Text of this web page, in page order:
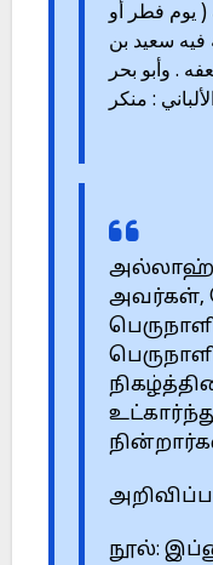
( يوم فطر أو
فيه سعيد بن
. وأبو بحر
: منكر
அவர்கள்,
நூல்: